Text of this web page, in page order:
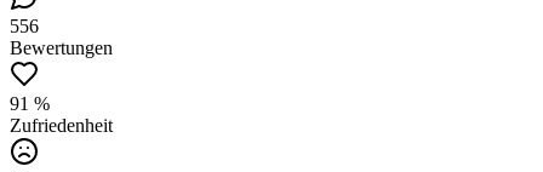
556
Bewertungen
91 %
Zufriedenheit